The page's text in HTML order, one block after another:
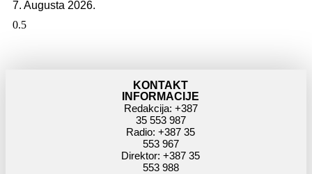
7. Augusta 2026.
KONTAKT
INFORMACIJE
Redakcija: +387
35 553 987
Radio: +387 35
553 967
Direktor: +387 35
553 988